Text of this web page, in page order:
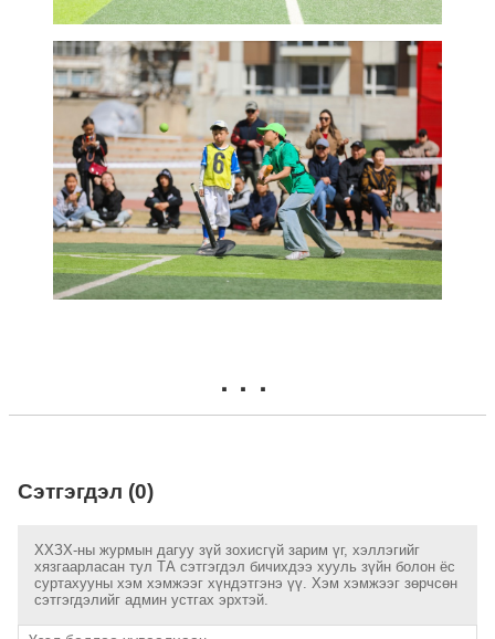
Сэтгэгдэл (0)
ХХЗХ-ны журмын дагуу зүй зохисгүй зарим үг, хэллэгийг
хязгаарласан тул ТА сэтгэгдэл бичихдээ хууль зүйн болон ёс
суртахууны хэм хэмжээг хүндэтгэнэ үү. Хэм хэмжээг зөрчсөн
сэтгэгдэлийг админ устгах эрхтэй.